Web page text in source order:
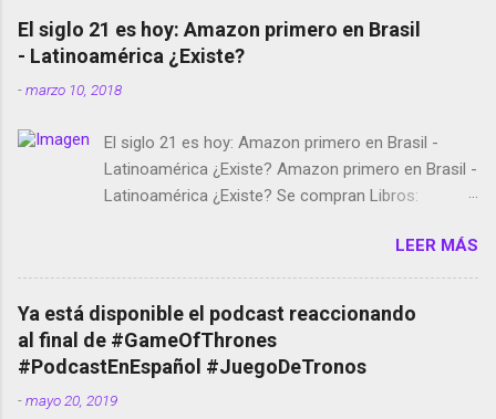
El siglo 21 es hoy: Amazon primero en Brasil
- Latinoamérica ¿Existe?
-marzo 10, 2018
El siglo 21 es hoy: Amazon primero en Brasil -
Latinoamérica ¿Existe? Amazon primero en Brasil -
Latinoamérica ¿Existe? Se compran Libros:
temporada de Black Mirror Twitter deja de verificar
cuentas Responden los fotógrafos Brian May y el
copyright en Instagram Música y vídeo selfies en la
red social Riddley Scott saca a Kevin Spacey de su
película Francisco regaña a los que usan el
smartphone en sus misas La serie de la Tierra
Media GoBee - StartUp de bicicletas de alquiler
LEER MÁS
Ya está disponible el podcast reaccionando
al final de #GameOfThrones
#PodcastEnEspañol #JuegoDeTronos
-mayo 20, 2019